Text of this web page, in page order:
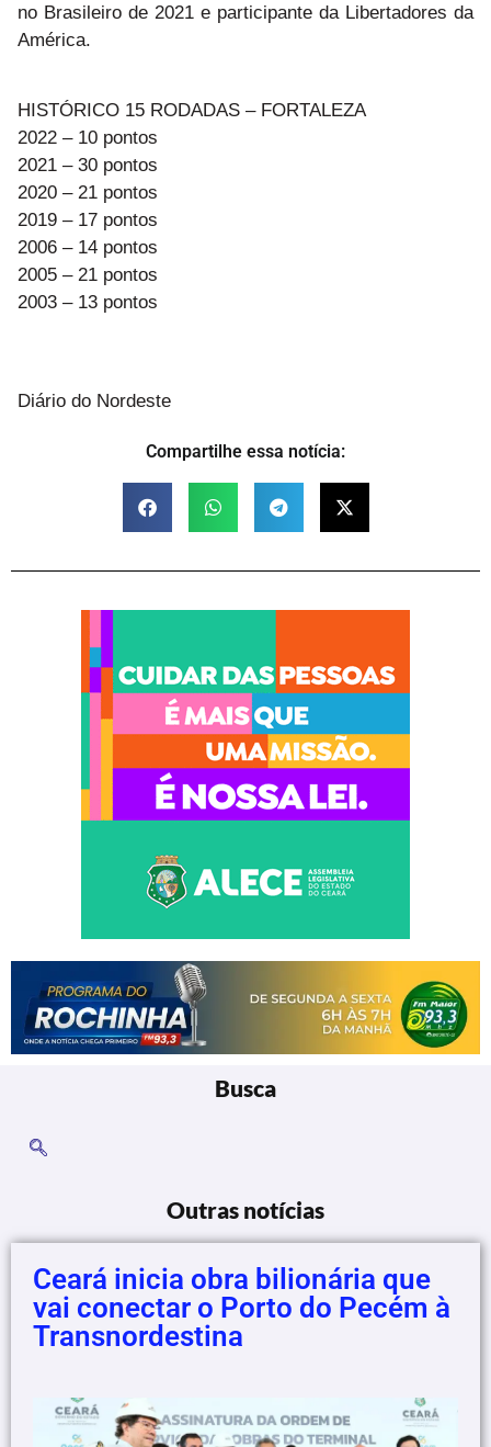
no Brasileiro de 2021 e participante da Libertadores da
América.
HISTÓRICO 15 RODADAS – FORTALEZA
2022 – 10 pontos
2021 – 30 pontos
2020 – 21 pontos
2019 – 17 pontos
2006 – 14 pontos
2005 – 21 pontos
2003 – 13 pontos
Diário do Nordeste
Compartilhe essa notícia:
Busca
Outras notícias
Ceará inicia obra bilionária que
vai conectar o Porto do Pecém à
Transnordestina